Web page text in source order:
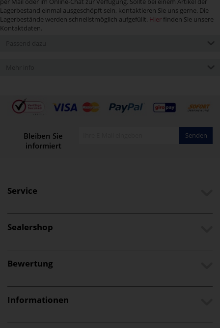
Lagerbestand einmal ausgeschöpft sein, kontaktieren Sie uns gerne. Die
Lagerbestände werden schnellstmöglich aufgefüllt. Hier finden Sie unsere
Kontaktdaten.
Bleiben Sie
informiert
Senden
Service
Sealershop
Bewertung
Informationen